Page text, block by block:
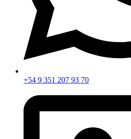
+54 9 351 207 93 70